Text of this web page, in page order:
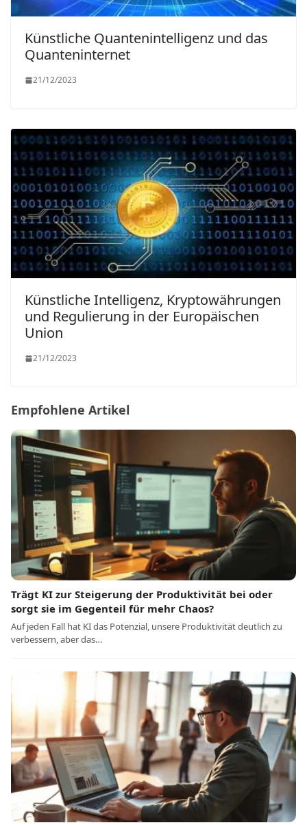
Künstliche Quantenintelligenz und das
Quanteninternet
21/12/2023
Künstliche Intelligenz, Kryptowährungen
und Regulierung in der Europäischen
Union
21/12/2023
Empfohlene Artikel
Trägt KI zur Steigerung der Produktivität bei oder
sorgt sie im Gegenteil für mehr Chaos?
Auf jeden Fall hat KI das Potenzial, unsere Produktivität deutlich zu
verbessern, aber das…